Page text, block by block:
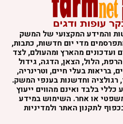
והמידע המקצועי של המשק
מדי יום חדשות, כתבות,
ועדכונים מהארץ ומהעולם, לצד
הלול, הצאן, הדגה, גידול
בריאות בעלי חיים, וטרינריה,
רגולציה וחדשנות בענפי המשק.
בלבד ואינם מהווים ייעוץ
משפטי או אחר. השימוש במידע
לתקנון האתר ולמדיניות